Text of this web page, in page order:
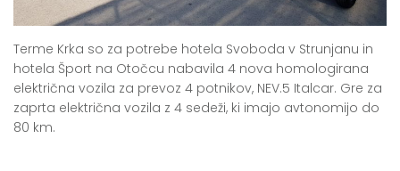
Terme Krka so za potrebe hotela Svoboda v Strunjanu in
hotela Šport na Otočcu nabavila 4 nova homologirana
električna vozila za prevoz 4 potnikov, NEV.5 Italcar. Gre za
zaprta električna vozila z 4 sedeži, ki imajo avtonomijo do
80 km.